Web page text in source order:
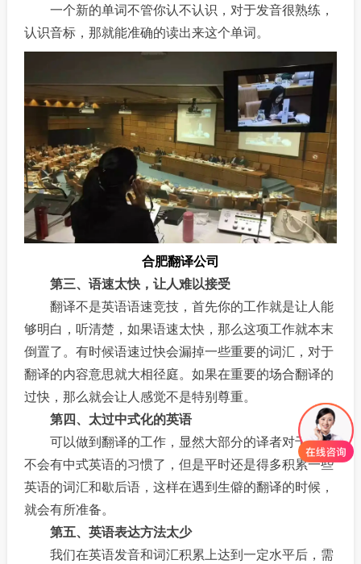
一个新的单词不管你认不认识，对于发音很熟练，
认识音标，那就能准确的读出来这个单词。
合肥翻译公司
第三、语速太快，让人难以接受
翻译不是英语语速竞技，首先你的工作就是让人能
够明白，听清楚，如果语速太快，那么这项工作就本末
倒置了。有时候语速过快会漏掉一些重要的词汇，对于
翻译的内容意思就大相径庭。如果在重要的场合翻译的
过快，那么就会让人感觉不是特别尊重。
第四、太过中式化的英语
可以做到翻译的工作，显然大部分的译者对于已经
不会有中式英语的习惯了，但是平时还是得多积累一些
英语的词汇和歇后语，这样在遇到生僻的翻译的时候，
就会有所准备。
第五、英语表达方法太少
我们在英语发音和词汇积累上达到一定水平后，需